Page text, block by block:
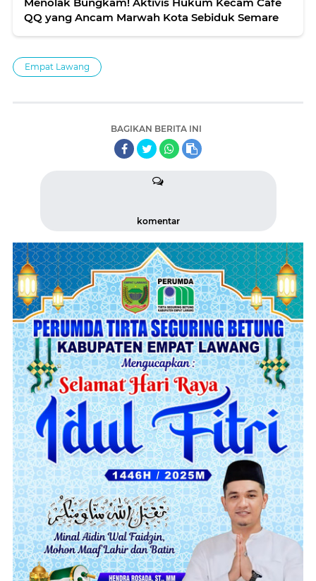
QQ yang Ancam Marwah Kota Sebiduk Semare
Empat Lawang
BAGIKAN BERITA INI
komentar